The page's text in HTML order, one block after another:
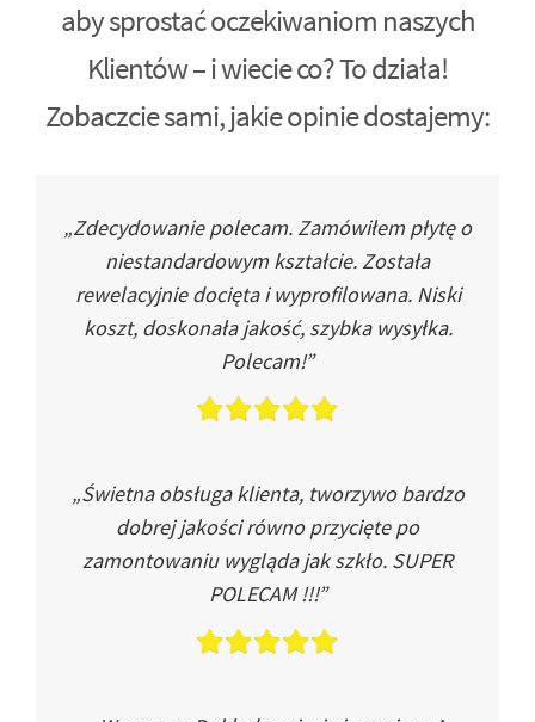
aby sprostać oczekiwaniom naszych
Klientów – i wiecie co? To działa!
Zobaczcie sami, jakie opinie dostajemy:
„Zdecydowanie polecam. Zamówiłem płytę o
niestandardowym kształcie. Została
rewelacyjnie docięta i wyprofilowana. Niski
koszt, doskonała jakość, szybka wysyłka.
Polecam!”
„Świetna obsługa klienta, tworzywo bardzo
dobrej jakości równo przycięte po
zamontowaniu wygląda jak szkło. SUPER
POLECAM !!!”